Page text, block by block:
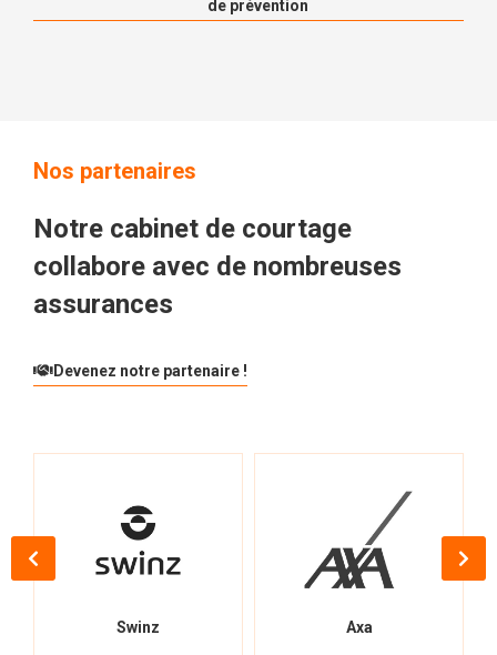
de prévention
Nos partenaires
Notre cabinet de courtage
collabore avec de nombreuses
assurances
Devenez notre partenaire !
Swinz Axa